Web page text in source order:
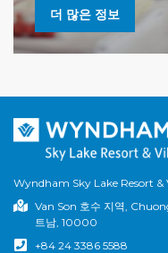
더 많은 정보
Wyndham Sky Lake Resort &
Van Son 호수 지역,
트남, 10000
+84 24 3386 5588